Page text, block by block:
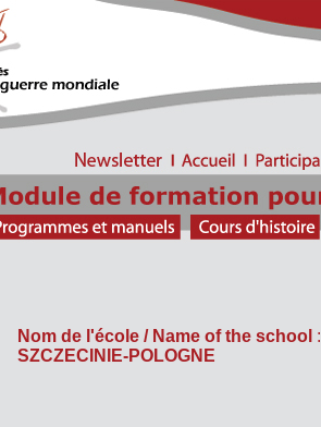
Nom de l'école / Name of the school
SZCZECINIE-POLOGNE